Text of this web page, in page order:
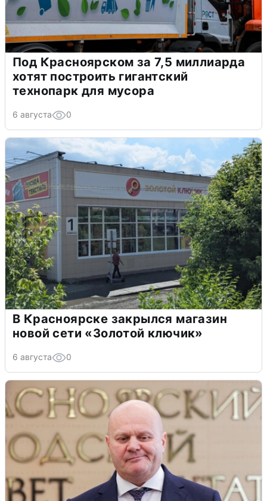
Под Красноярском за 7,5 миллиарда
хотят построить гигантский
технопарк для мусора
6 августа 0
В Красноярске закрылся магазин
новой сети «Золотой ключик»
6 августа 0